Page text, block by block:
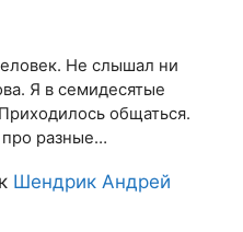
Не слышал ни
Я в семидесятые
общаться.
про разные…
к Шендрик Андрей